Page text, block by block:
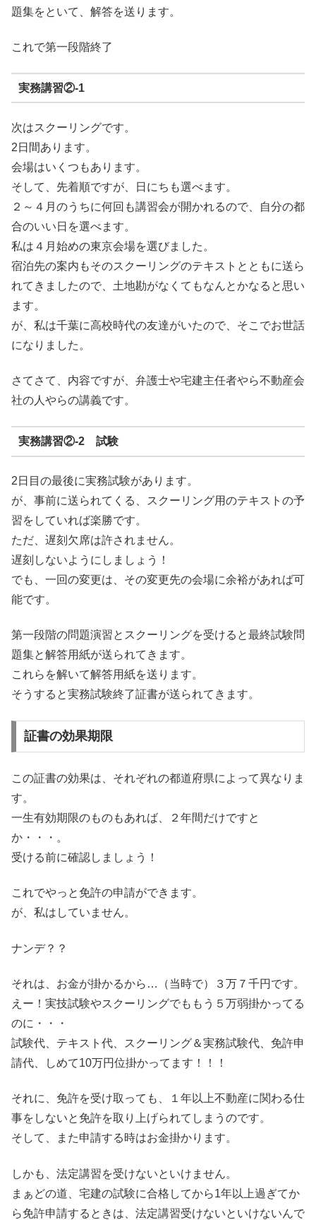
題集をといて、解答を送ります。
これで第一段階終了
実務講習②-1
次はスクーリングです。
2日間あります。
会場はいくつもあります。
そして、先着順ですが、日にちも選べます。
２～４月のうちに何回も講習会が開かれるので、自分の都
合のいい日を選べます。
私は４月始めの東京会場を選びました。
宿泊先の案内もそのスクーリングのテキストとともに送ら
れてきましたので、土地勘がなくてもなんとかなると思い
ます。
が、私は千葉に高校時代の友達がいたので、そこでお世話
になりました。
さてさて、内容ですが、弁護士や宅建主任者やら不動産会
社の人やらの講義です。
実務講習②-2 試験
2日目の最後に実務試験があります。
が、事前に送られてくる、スクーリング用のテキストの予
習をしていれば楽勝です。
ただ、遅刻欠席は許されません。
遅刻しないようにしましょう！
でも、一回の変更は、その変更先の会場に余裕があれば可
能です。
第一段階の問題演習とスクーリングを受けると最終試験問
題集と解答用紙が送られてきます。
これらを解いて解答用紙を送ります。
そうすると実務試験終了証書が送られてきます。
証書の効果期限
この証書の効果は、それぞれの都道府県によって異なりま
す。
一生有効期限のものもあれば、２年間だけですと
か・・・。
受ける前に確認しましょう！
これでやっと免許の申請ができます。
が、私はしていません。
ナンデ？？
それは、お金が掛かるから…（当時で）３万７千円です。
えー！実技試験やスクーリングでももう５万弱掛かってる
のに・・・
試験代、テキスト代、スクーリング＆実務試験代、免許申
請代、しめて10万円位掛かってます！！！
それに、免許を受け取っても、１年以上不動産に関わる仕
事をしないと免許を取り上げられてしまうのです。
そして、また申請する時はお金掛かります。
しかも、法定講習を受けないといけません。
まぁどの道、宅建の試験に合格してから1年以上過ぎてか
ら免許申請するときは、法定講習受けないといけないんで